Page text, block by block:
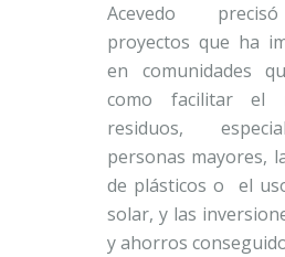
Acevedo
proyectos que ha
en comunidades
como facilitar el
residuos,
personas mayores,
de plásticos o el
solar, y las
y ahorros